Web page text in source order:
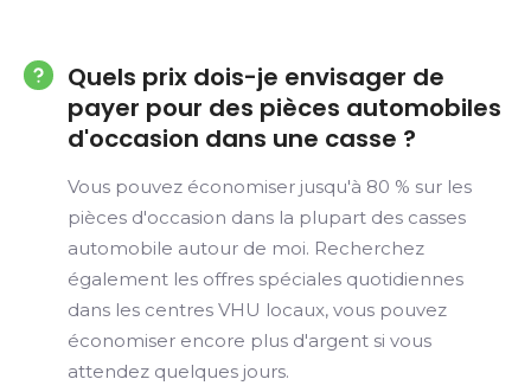
Quels prix dois-je envisager de
payer pour des pièces automobiles
d'occasion dans une casse ?
Vous pouvez économiser jusqu'à 80 % sur les
pièces d'occasion dans la plupart des casses
automobile autour de moi. Recherchez
également les offres spéciales quotidiennes
dans les centres VHU locaux, vous pouvez
économiser encore plus d'argent si vous
attendez quelques jours.